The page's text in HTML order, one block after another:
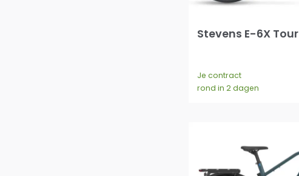
Stevens E-6X Tour
Je contract
rond in 2 dagen